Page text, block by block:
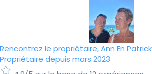
Rencontrez le propriétaire, Ann En Patrick
Propriétaire depuis mars 2023